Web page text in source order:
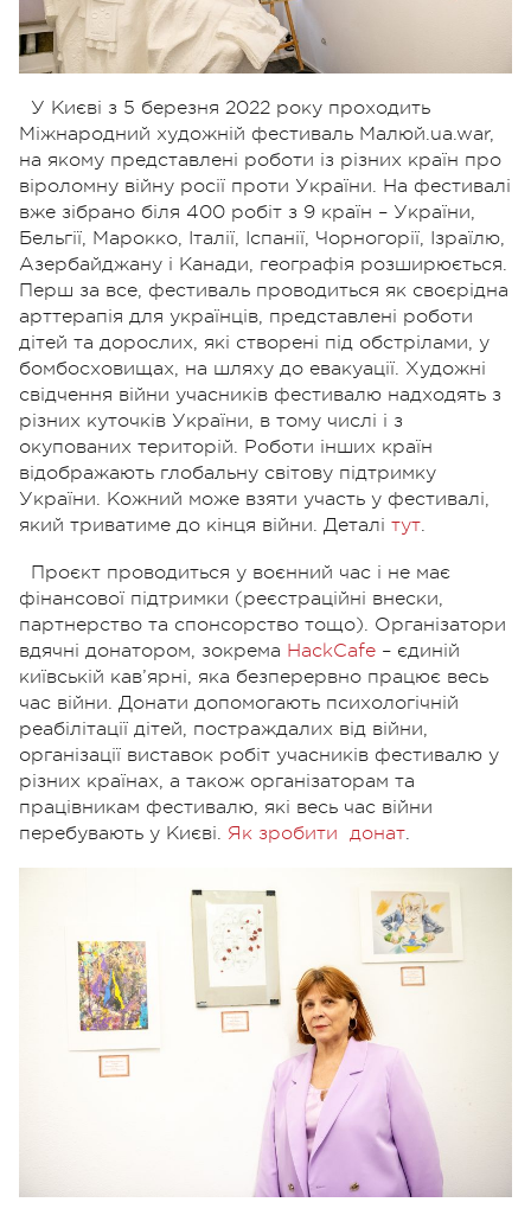
У Києві з 5 березня 2022 року проходить
Міжнародний художній фестиваль Малюй.ua.war,
на якому представлені роботи із різних країн про
віроломну війну росії проти України. На фестивалі
вже зібрано біля 400 робіт з 9 країн – України,
Бельгії, Марокко, Італії, Іспанії, Чорногорії, Ізраїлю,
Азербайджану і Канади, географія розширюється.
Перш за все, фестиваль проводиться як своєрідна
арттерапія для українців, представлені роботи
дітей та дорослих, які створені під обстрілами, у
бомбосховищах, на шляху до евакуації. Художні
свідчення війни учасників фестивалю надходять з
різних куточків України, в тому числі і з
окупованих територій. Роботи інших країн
відображають глобальну світову підтримку
України. Кожний може взяти участь у фестивалі,
який триватиме до кінця війни. Деталі тут.
Проєкт проводиться у воєнний час і не має
фінансової підтримки (реєстраційні внески,
партнерство та спонсорство тощо). Організатори
вдячні донатором, зокрема HackCafe – єдиній
київській кав’ярні, яка безперервно працює весь
час війни. Донати допомогають психологічній
реабілітації дітей, постраждалих від війни,
організації виставок робіт учасників фестивалю у
різних країнах, а також організаторам та
працівникам фестивалю, які весь час війни
перебувають у Києві. Як зробити донат.